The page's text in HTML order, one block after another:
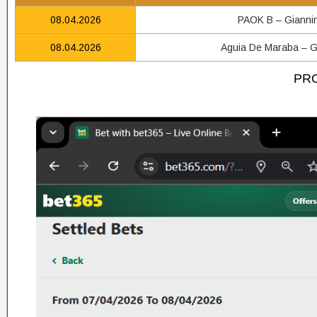
08.04.2026 PAOK B –
08.04.2026 Aguia De Maraba –